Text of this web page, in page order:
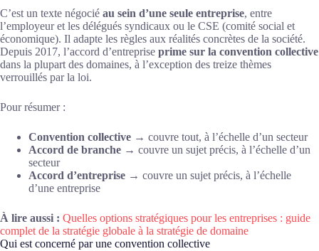
C’est un texte négocié au sein d’une seule entreprise, entre
l’employeur et les délégués syndicaux ou le CSE (comité social et
économique). Il adapte les règles aux réalités concrètes de la société.
Depuis 2017, l’accord d’entreprise prime sur la convention collective
dans la plupart des domaines, à l’exception des treize thèmes
verrouillés par la loi.
Pour résumer :
Convention collective → couvre tout, à l’échelle d’un secteur
Accord de branche → couvre un sujet précis, à l’échelle d’un
secteur
Accord d’entreprise → couvre un sujet précis, à l’échelle
d’une entreprise
À lire aussi : Quelles options stratégiques pour les entreprises : guide
complet de la stratégie globale à la stratégie de domaine
Qui est concerné par une convention collective